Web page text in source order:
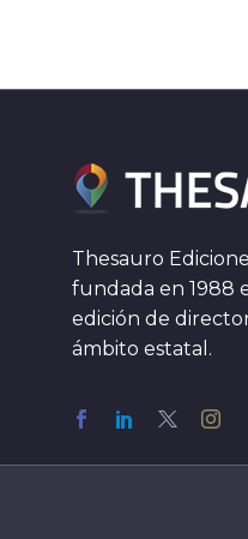
Thesauro
fundada en 1988
edición de
ámbito estatal.